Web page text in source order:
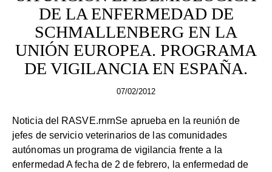
DE LA ENFERMEDAD DE
SCHMALLENBERG EN LA
UNIÓN EUROPEA. PROGRAMA
DE VIGILANCIA EN ESPAÑA.
07/02/2012
Noticia del RASVE.rnrnSe aprueba en la reunión de
jefes de servicio veterinarios de las comunidades
autónomas un programa de vigilancia frente a la
enfermedad A fecha de 2 de febrero, la enfermedad de